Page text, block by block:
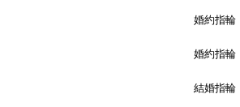
婚約指輪
婚約指輪
結婚指輪